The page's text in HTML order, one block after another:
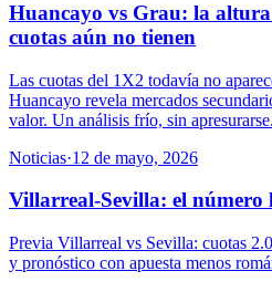
Huancayo vs Grau: la altura
cuotas aún no tienen
Las cuotas del 1X2 todavía no
Huancayo revela mercados
valor. Un análisis frío, sin apresurarse.
Noticias·12 de mayo, 2026
Villarreal-Sevilla: el número
Previa Villarreal vs Sevilla: cuotas
y pronóstico con apuesta menos